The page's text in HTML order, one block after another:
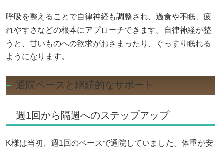
呼吸を整えることで自律神経も調整され、過食や不眠、疲
れやすさなどの根本にアプローチできます。自律神経が整
うと、甘いものへの欲求がおさまったり、ぐっすり眠れる
ようになります。
通院ペースと継続的なサポート
週1回から隔週へのステップアップ
K様は当初、週1回のペースで通院していました。体重が安